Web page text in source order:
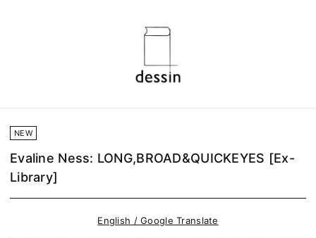
NEW
Evaline Ness: LONG,BROAD&QUICKEYES [Ex-
Library]
English / Google Translate